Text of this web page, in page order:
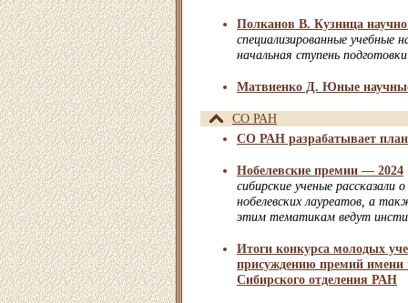
Полканов В. Кузница
специализированные
начальная ступень
Матвиенко Д. Юные
СО РАН
СО РАН разрабатывает план
Нобелевские премии — 2024
сибирские ученые рассказали
нобелевских лауреатов, а
этим тематикам ведут
Итоги конкурса молодых
присуждению премий
Сибирского отделения РАН